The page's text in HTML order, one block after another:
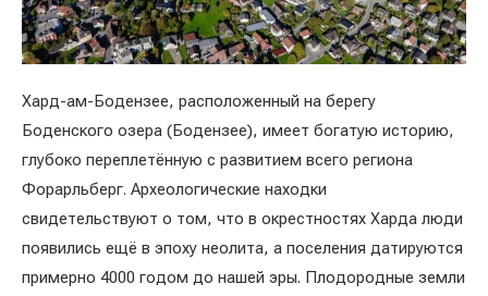
Хард-ам-Бодензее, расположенный на берегу
Боденского озера (Бодензее), имеет богатую историю,
глубоко переплетённую с развитием всего региона
Форарльберг. Археологические находки
свидетельствуют о том, что в окрестностях Харда люди
появились ещё в эпоху неолита, а поселения датируются
примерно 4000 годом до нашей эры. Плодородные земли